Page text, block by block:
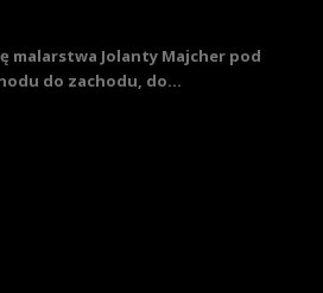
malarstwa Jolanty Majcher pod
do zachodu, do...